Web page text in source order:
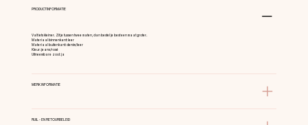
PRODUCTINFORMATIE
Valt iets kleiner. Zit je tussen twee maten, dan bestel je best een maat groter.
Materiaal binnenkant: leer
Materiaal buitenkant: denim/leer
Kleur: jeans/rosé
Uitneembare zool: ja
MERK INFORMATIE
RUIL - EN RETOURBELEID